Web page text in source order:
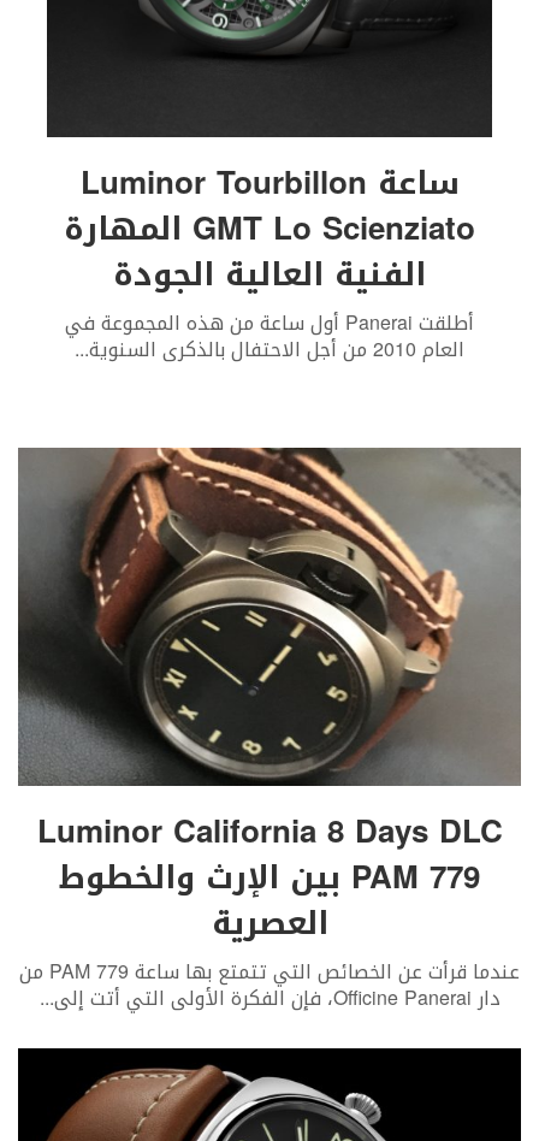
ساعة Luminor Tourbillon
GMT Lo Scienziato المهارة
الفنية العالية الجودة
أطلقت Panerai أول ساعة من هذه المجموعة في
العام 2010 من أجل الاحتفال بالذكرى السنوية ...
Luminor California 8 Days DLC
PAM 779 بين الإرث والخطوط
العصرية
عندما قرأت عن الخصائص التي تتمتع بها ساعة PAM 779 من
دار Officine Panerai، فإن الفكرة الأولى التي أتت إلى ...